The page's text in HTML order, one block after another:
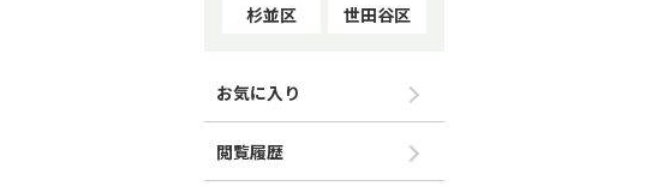
杉並区
世田谷区
お気に入り
閲覧履歴